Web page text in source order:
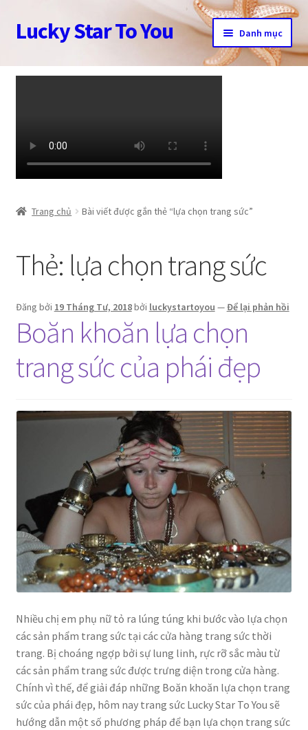
Đi
đến
hướng
Chuyển
đến
dung
Lucky Star To You Danh mục
Trang chủ
Cửa hàng
Tài khoản
Trang chủ Bài viết được gắn thẻ “lựa chọn trang sức”
Thẻ: lựa chọn trang sức
Đăng bởi 19 Tháng Tư, 2018bởi luckystartoyou —Để lại phản hồi
Boăn khoăn lựa chọn
trang sức của phái đẹp
Nhiều chị em phụ nữ tỏ ra lúng túng khi bước vào lựa chọn
các sản phẩm trang sức tại các cửa hàng trang sức thời
trang. Bị choáng ngợp bởi sự lung linh, rực rỡ sắc màu từ
các sản phẩm trang sức được trưng diện trong cửa hàng.
Chính vì thế, để giải đáp những Boăn khoăn lựa chọn trang
sức của phái đẹp, hôm nay trang sức Lucky Star To You sẽ
hướng dẫn một số phương pháp để bạn lựa chọn trang sức